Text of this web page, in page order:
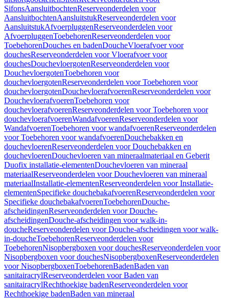
SifonsAansluitbochtenReserveonderdelen voor
AansluitbochtenAansluitstukReserveonderdelen voor
AansluitstukAfvoerpluggenReserveonderdelen voor
AfvoerpluggenToebehorenReserveonderdelen voor
ToebehorenDouches en badenDoucheVloerafvoer voor
douchesReserveonderdelen voor Vloerafvoer voor
douchesDouchevloergotenReserveonderdelen voor
DouchevloergotenToebehoren voor
douchevloergotenReserveonderdelen voor Toebehoren voor
douchevloergotenDouchevloerafvoerenReserveonderdelen voor
DouchevloerafvoerenToebehoren voor
douchevloerafvoerenReserveonderdelen voor Toebehoren voor
douchevloerafvoerenWandafvoerenReserveonderdelen voor
WandafvoerenToebehoren voor wandafvoerenReserveonderdelen
voor Toebehoren voor wandafvoerenDouchebakken en
douchevloerenReserveonderdelen voor Douchebakken en
douchevloerenDouchevloeren van mineraalmateriaal en Geberit
Duofix installatie-elementenDouchevloeren van mineraal
materiaalReserveonderdelen voor Douchevloeren van mineraal
materiaalInstallatie-elementenReserveonderdelen voor Installatie-
elementenSpecifieke douchebakafvoerenReserveonderdelen voor
Specifieke douchebakafvoerenToebehorenDouche-
afscheidingenReserveonderdelen voor Douche-
afscheidingenDouche-afscheidingen voor walk-in-
doucheReserveonderdelen voor Douche-afscheidingen voor walk-
in-doucheToebehorenReserveonderdelen voor
ToebehorenNisopbergboxen voor douchesReserveonderdelen voor
Nisopbergboxen voor douchesNisopbergboxenReserveonderdelen
voor NisopbergboxenToebehorenBadenBaden van
sanitairacrylReserveonderdelen voor Baden van
sanitairacrylRechthoekige badenReserveonderdelen voor
Rechthoekige badenBaden van mineraal